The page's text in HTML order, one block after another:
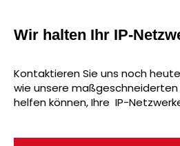
Wir halten Ihr IP-
Kontaktieren Sie uns noch
wie unsere maßgeschneiderten
helfen können, Ihre IP-